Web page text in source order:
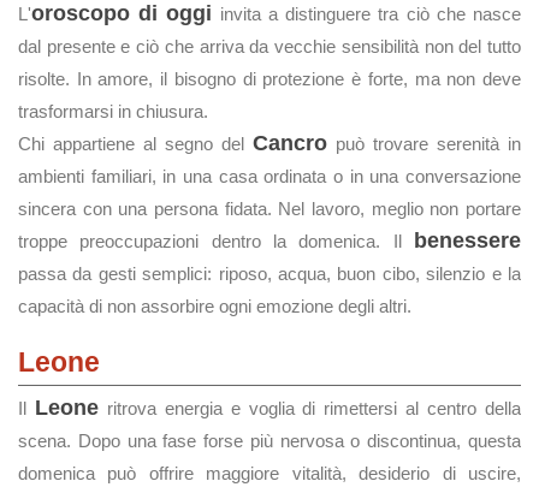
L'oroscopo di oggi invita a distinguere tra ciò che nasce
dal presente e ciò che arriva da vecchie sensibilità non del tutto
risolte. In amore, il bisogno di protezione è forte, ma non deve
trasformarsi in chiusura.
Chi appartiene al segno del Cancro può trovare serenità in
ambienti familiari, in una casa ordinata o in una conversazione
sincera con una persona fidata. Nel lavoro, meglio non portare
troppe preoccupazioni dentro la domenica. Il
benessere
passa da gesti semplici: riposo, acqua, buon cibo, silenzio e la
capacità di non assorbire ogni emozione degli altri.
Leone
Il Leoneritrova energia e voglia di rimettersi al centro della
scena. Dopo una fase forse più nervosa o discontinua, questa
domenica può offrire maggiore vitalità, desiderio di uscire,